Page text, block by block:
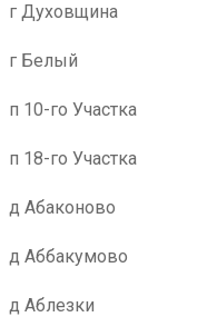
г Духовщина
г Белый
п 10-го Участка
п 18-го Участка
д Абаконово
д Аббакумово
д Аблезки